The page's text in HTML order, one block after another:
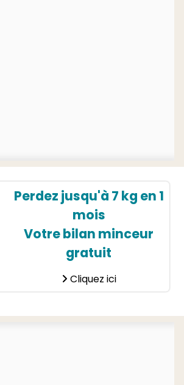
Perdez jusqu'à 7 kg en 1
mois
Votre bilan minceur
gratuit
Cliquez ici